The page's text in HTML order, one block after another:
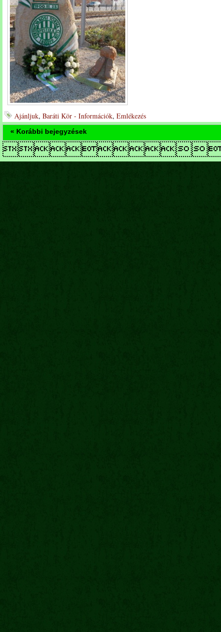
Ajánljuk, Baráti Kör - Információk, Emlékezés
« Korábbi bejegyzések